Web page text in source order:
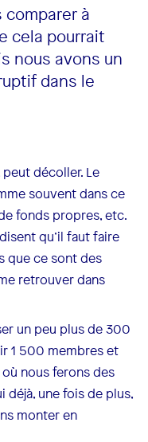
comparer à
cela pourrait
nous avons un
dans le
décoller. Le
souvent dans ce
fonds propres, etc.
qu’il faut faire
que ce sont des
retrouver dans
un peu plus de 300
1 500 membres et
nous ferons des
déjà, une fois de plus,
monter en